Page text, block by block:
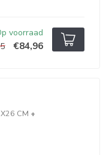
voorraad
€84,96
CM +